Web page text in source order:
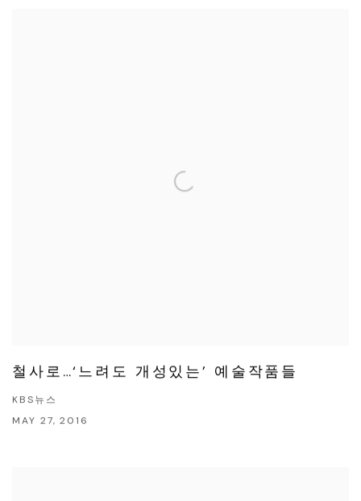
철사로…‘느려도 개성있는’ 예술작품들
KBS뉴스
MAY 27, 2016